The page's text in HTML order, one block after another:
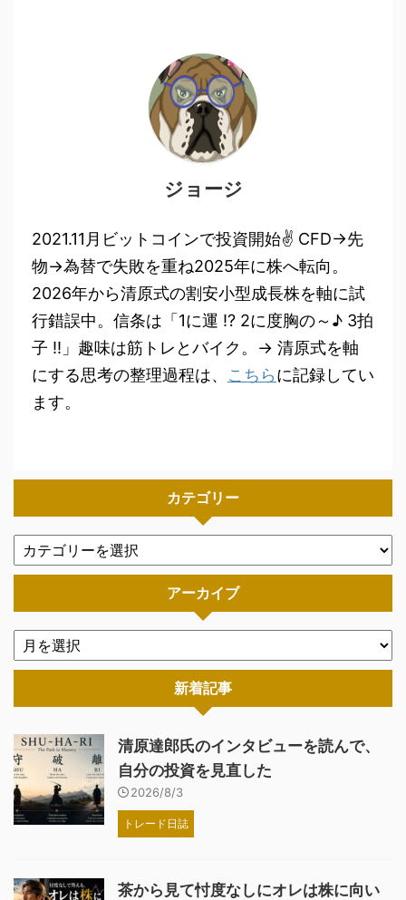
ジョージ
2021.11月ビットコインで投資開始✌ CFD→先
物→為替で失敗を重ね2025年に株へ転向。
2026年から清原式の割安小型成長株を軸に試
行錯誤中。信条は「1に運 !? 2に度胸の～♪ 3拍
子 !!」趣味は筋トレとバイク。→ 清原式を軸
にする思考の整理過程は、 こちらに記録してい
ます。
カテゴリー
アーカイブ
新着記事
清原達郎氏のインタビューを読んで、
自分の投資を見直した
2026/8/3
トレード日誌
茶から見て忖度なしにオレは株に向い